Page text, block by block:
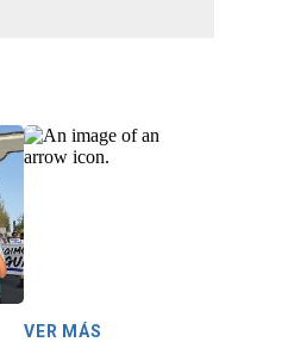
VER MÁS